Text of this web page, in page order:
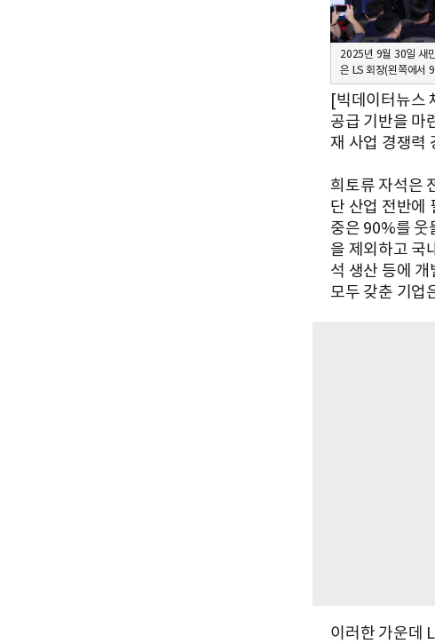
2025년 9월 30일 새
은 LS 회장(왼쪽에서
[빅데이터뉴스
공급 기반을 마
재 사업 경쟁력
희토류 자석은
단 산업 전반에
중은 90%를 웃
을 제외하고 국
석 생산 등에
모두 갖춘 기업
이러한 가운데